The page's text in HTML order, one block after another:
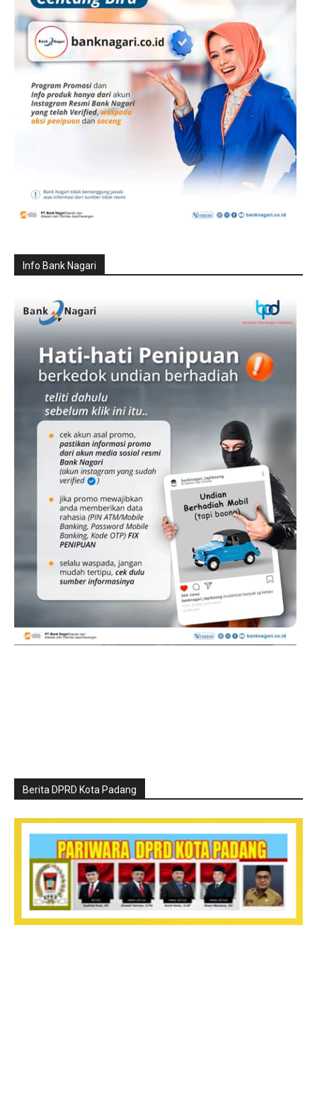
Info Bank Nagari
Berita DPRD Kota Padang